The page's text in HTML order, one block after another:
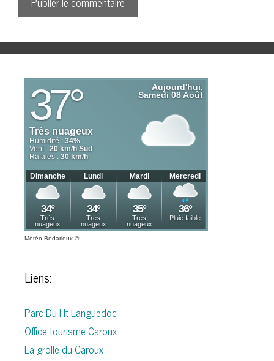
Météo Bédarieux ©
Liens:
Parc Du Ht-Languedoc
Office tourisme Caroux
La grolle du Caroux